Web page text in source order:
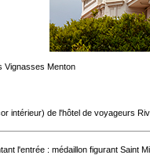
Vignasses Menton
intérieur) de l'hôtel de voyageurs
l'entrée : médaillon figurant Saint